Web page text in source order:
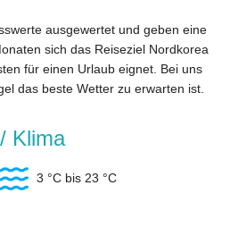
ausgewertet und geben eine
sich das Reiseziel Nordkorea
für einen Urlaub eignet. Bei uns
das beste Wetter zu erwarten ist.
Klima
3 °C bis 23 °C